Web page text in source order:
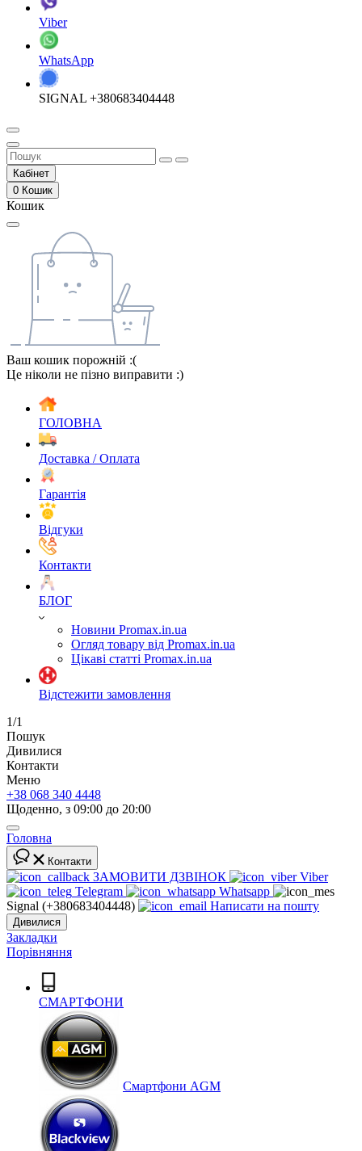
Viber
WhatsApp
SIGNAL +380683404448
Кабінет
0 Кошик
Кошик
Ваш кошик порожній :(
Це ніколи не пізно виправити :)
ГОЛОВНА
Доставка / Оплата
Гарантія
Відгуки
Контакти
БЛОГ
Новини Promax.in.ua
Огляд товару від Promax.in.ua
Цікаві статті Promax.in.ua
Відстежити замовлення
1/1
Пошук
Дивилися
Контакти
Меню
+38 068 340 4448
Щоденно, з 09:00 до 20:00
Головна
Контакти
ЗАМОВИТИ ДЗВІНОК
Viber
Telegram
Whatsapp
Signal (+380683404448)
Написати на пошту
Дивилися
Закладки
Порівняння
СМАРТФОНИ
Cмартфони AGM